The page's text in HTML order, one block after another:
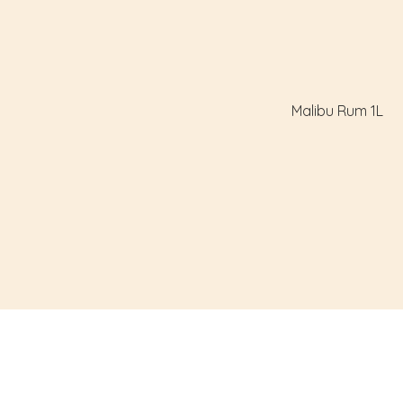
Malibu Rum 1L